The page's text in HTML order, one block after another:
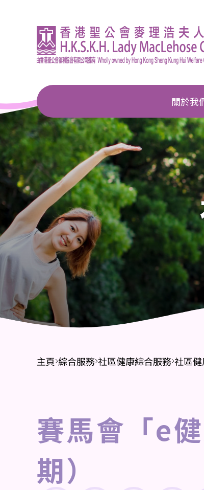
關於我
機構簡
總幹事
企業管
獎項及
新聞中
財務報
招標公告
主頁 綜合服務 社區健康綜合服務 社區
賽馬會「e
期）